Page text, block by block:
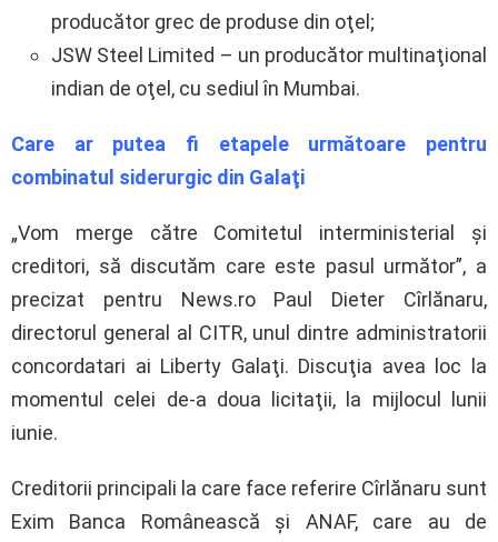
producător grec de produse din oţel;
JSW Steel Limited – un producător multinaţional
indian de oţel, cu sediul în Mumbai.
Care ar putea fi etapele următoare pentru
combinatul siderurgic din Galaţi
„Vom merge către Comitetul interministerial şi
creditori, să discutăm care este pasul următor”, a
precizat pentru News.ro Paul Dieter Cîrlănaru,
directorul general al CITR, unul dintre administratorii
concordatari ai Liberty Galaţi. Discuţia avea loc la
momentul celei de-a doua licitaţii, la mijlocul lunii
iunie.
Creditorii principali la care face referire Cîrlănaru sunt
Exim Banca Românească şi ANAF, care au de